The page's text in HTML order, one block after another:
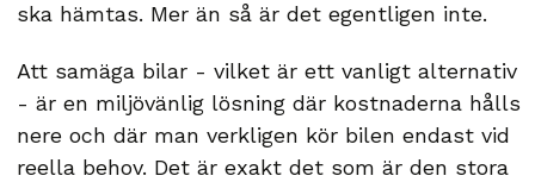
ska hämtas. Mer än så är det egentligen inte.
Att samäga bilar - vilket är ett vanligt alternativ
- är en miljövänlig lösning där kostnaderna hålls
nere och där man verkligen kör bilen endast vid
reella behov. Det är exakt det som är den stora